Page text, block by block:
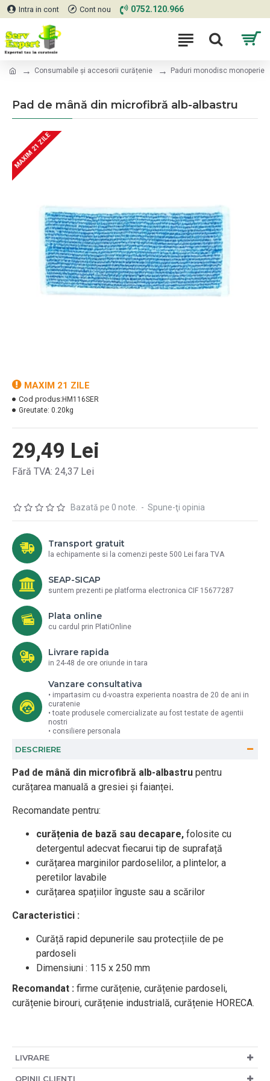
Intra in cont Cont nou 0752.120.966
Consumabile și accesorii curățenie Paduri monodisc monoperie
Pad de mână din microfibră alb-albastru
MAXIM 21 ZILE
Bazată pe 0 note. - Spune-ţi opinia
29,49 Lei
Fără TVA: 24,37 Lei
MAXIM 21 ZILE
Cod produs:HM116SER
Greutate: 0.20kg
Transport gratuit
la echipamente si la comenzi peste 500 Lei fara TVA
SEAP-SICAP
suntem prezenti pe platforma electronica CIF 15677287
Plata online
cu cardul prin PlatiOnline
Livrare rapida
in 24-48 de ore oriunde in tara
Vanzare consultativa
• impartasim cu d-voastra experienta noastra de 20 de ani in
curatenie
• toate produsele comercializate au fost testate de agentii
nostri
• consiliere personala
DESCRIERE
Pad de mână din microfibră alb-albastru pentru
curățarea manuală a gresiei și faianței.
Recomandate pentru:
curățenia de bază sau decapare, folosite cu
detergentul adecvat fiecarui tip de suprafață
curățarea marginilor pardoselilor, a plintelor, a
peretilor lavabile
curățarea spațiilor înguste sau a scărilor
Caracteristici :
Curăță rapid depunerile sau protecțiile de pe
pardoseli
Dimensiuni : 115 x 250 mm
Recomandat : firme curățenie, curățenie pardoseli,
curățenie birouri, curățenie industrială, curățenie HORECA.
LIVRARE
OPINII CLIENTI